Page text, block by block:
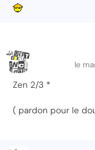
le
Zen 2/3 *
( pardon pour le